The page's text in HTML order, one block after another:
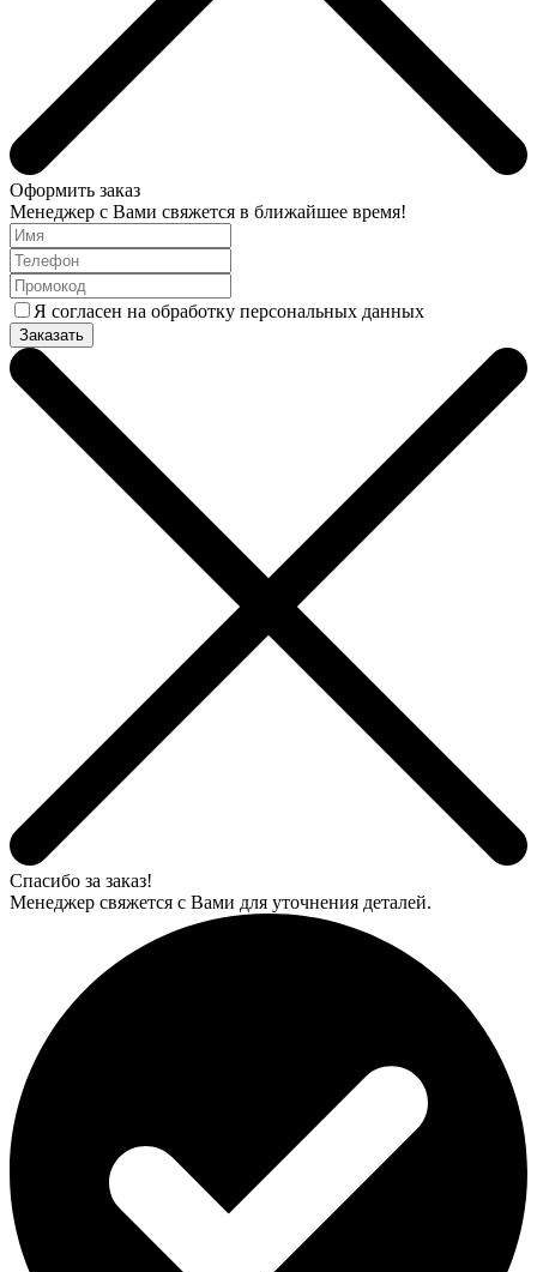
Оформить заказ
Менеджер с Вами свяжется в ближайшее время!
Я согласен на обработку персональных данных
Заказать
Спасибо за заказ!
Менеджер свяжется с Вами для уточнения деталей.